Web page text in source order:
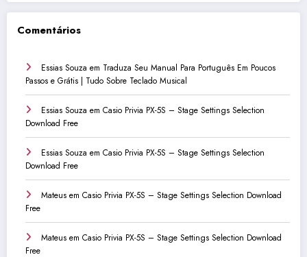
Comentários
Essias Souza em Traduza Seu Manual Para Português Em Poucos
Passos e Grátis | Tudo Sobre Teclado Musical
Essias Souza em Casio Privia PX-5S – Stage Settings Selection
Download Free
Essias Souza em Casio Privia PX-5S – Stage Settings Selection
Download Free
Mateus em Casio Privia PX-5S – Stage Settings Selection Download
Free
Mateus em Casio Privia PX-5S – Stage Settings Selection Download
Free